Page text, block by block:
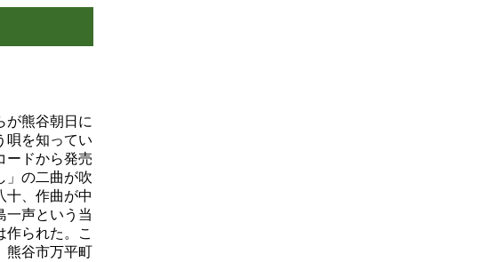
が熊谷朝日に
唄を知ってい
ードから発売
」の二曲が吹
十、作曲が中
一声という当
作られた。こ
熊谷市万平町